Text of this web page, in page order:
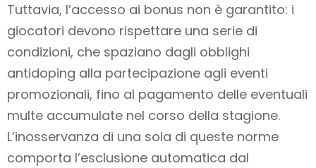
Tuttavia, l’accesso ai bonus non è garantito: i
giocatori devono rispettare una serie di
condizioni, che spaziano dagli obblighi
antidoping alla partecipazione agli eventi
promozionali, fino al pagamento delle eventuali
multe accumulate nel corso della stagione.
L’inosservanza di una sola di queste norme
comporta l’esclusione automatica dal